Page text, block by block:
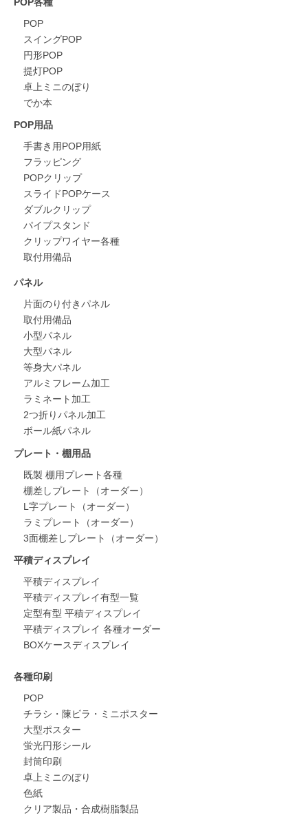
POP各種
POP
スイングPOP
円形POP
提灯POP
卓上ミニのぼり
でか本
POP用品
手書き用POP用紙
フラッピング
POPクリップ
スライドPOPケース
ダブルクリップ
パイプスタンド
クリップワイヤー各種
取付用備品
パネル
片面のり付きパネル
取付用備品
小型パネル
大型パネル
等身大パネル
アルミフレーム加工
ラミネート加工
2つ折りパネル加工
ボール紙パネル
プレート・棚用品
既製 棚用プレート各種
棚差しプレート（オーダー）
L字プレート（オーダー）
ラミプレート（オーダー）
3面棚差しプレート（オーダー）
平積ディスプレイ
平積ディスプレイ
平積ディスプレイ有型一覧
定型有型 平積ディスプレイ
平積ディスプレイ 各種オーダー
BOXケースディスプレイ
各種印刷
POP
チラシ・陳ビラ・ミニポスター
大型ポスター
蛍光円形シール
封筒印刷
卓上ミニのぼり
色紙
クリア製品・合成樹脂製品